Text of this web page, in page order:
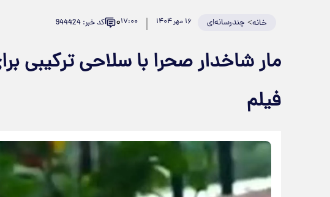
خانه> چندرسانه‌ای ۱۶ مهر ۱۴۰۴ ۱۷:۰۰۰ کد خبر: 944424
مار شاخدار صحرا با سلاحی ترکیبی
فیلم